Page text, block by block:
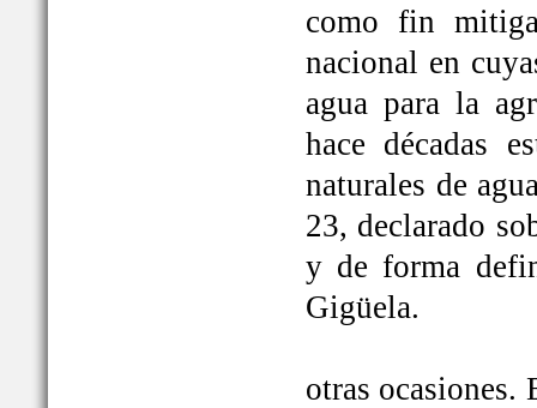
como fin
nacional en
agua para la
hace décadas
naturales de
23, declarado
y de forma
Gigüela.
otras ocasiones.